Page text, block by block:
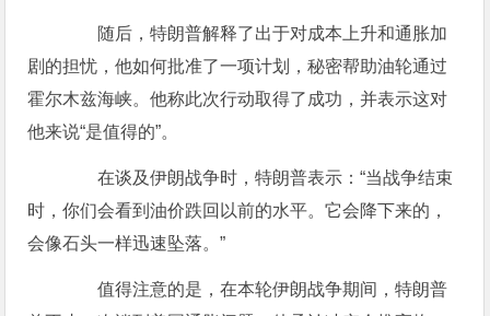
随后，特朗普解释了出于对成本上升和通胀加
剧的担忧，他如何批准了一项计划，秘密帮助油轮通过
霍尔木兹海峡。他称此次行动取得了成功，并表示这对
他来说“是值得的”。
在谈及伊朗战争时，特朗普表示：“当战争结束
时，你们会看到油价跌回以前的水平。它会降下来的，
会像石头一样迅速坠落。”
值得注意的是，在本轮伊朗战争期间，特朗普